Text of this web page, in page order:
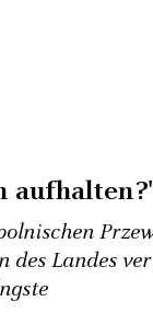
des Landes